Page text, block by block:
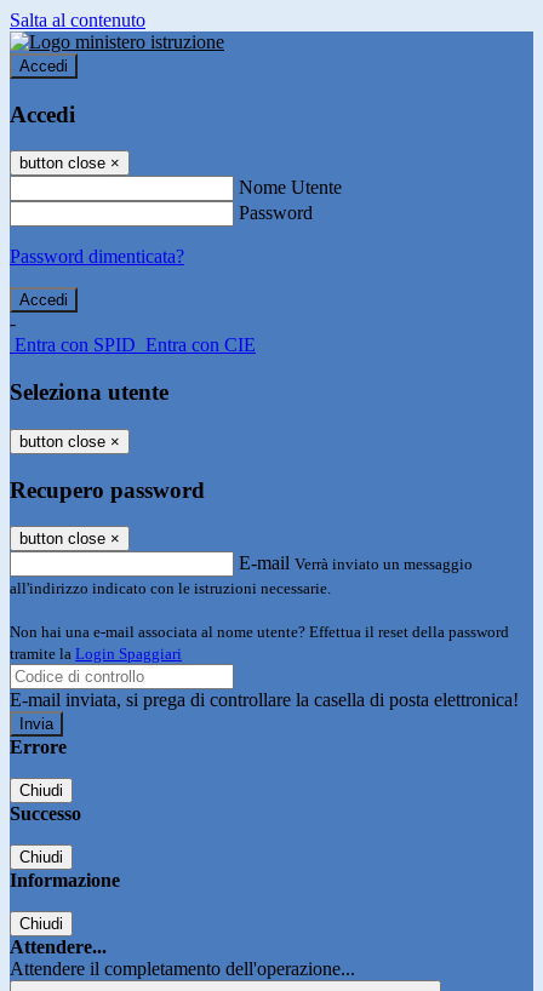
Salta al contenuto
Accedi
Accedi
button close ×
Nome Utente
Password
Password dimenticata?
-
Entra con SPID Entra con CIE
Seleziona utente
button close ×
Recupero password
button close ×
E-mail Verrà inviato un messaggio
all'indirizzo indicato con le istruzioni necessarie.
Non hai una e-mail associata al nome utente? Effettua il reset della password
tramite la Login Spaggiari
E-mail inviata, si prega di controllare la casella di posta elettronica!
Errore
Chiudi
Successo
Chiudi
Informazione
Chiudi
Attendere...
Attendere il completamento dell'operazione...